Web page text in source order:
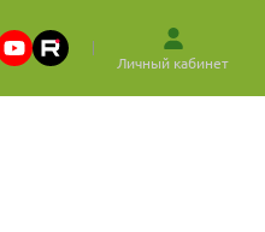
Личный кабинет